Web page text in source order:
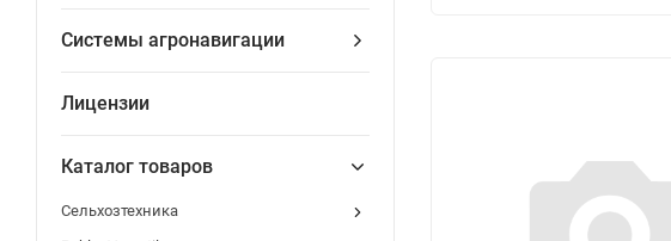
Системы агронавигации
Лицензии
Каталог товаров
Сельхозтехника